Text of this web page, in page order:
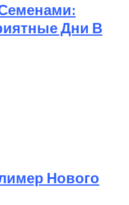
Дни В
Нового